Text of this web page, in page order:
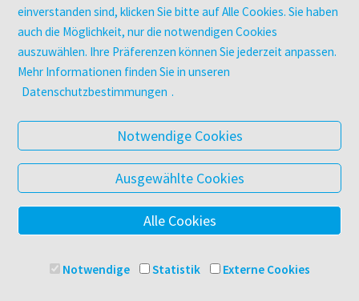
UNTERNEHMEN
Über facultas
facultas Kooperationen
Datenschutz & Cookies
AGB
Barrierefreiheit
© 2025 Facultas Verlags- und Buchhandels AG
einverstanden sind, klicken Sie bitte auf Alle Cookies. Sie haben
auch die Möglichkeit, nur die notwendigen Cookies
auszuwählen. Ihre Präferenzen können Sie jederzeit anpassen.
Mehr Informationen finden Sie in unseren
Datenschutzbestimmungen .
Notwendige Cookies
Ausgewählte Cookies
Alle Cookies
Notwendige Statistik Externe Cookies